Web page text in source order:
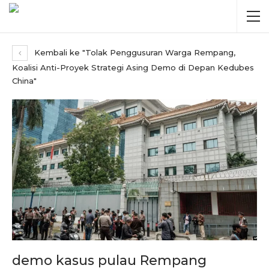
Kembali ke "Tolak Penggusuran Warga Rempang,
Koalisi Anti-Proyek Strategi Asing Demo di Depan Kedubes
China"
demo kasus pulau Rempang